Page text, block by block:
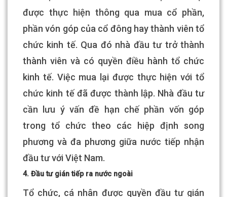
được thực hiện thông qua mua cổ phần,
phần vón góp của cổ đông hay thành viên tổ
chức kinh tế. Qua đó nhà đầu tư trở thành
thành viên và có quyền điều hành tổ chức
kinh tế. Việc mua lại được thực hiện với tổ
chức kinh tế đã được thành lập. Nhà đầu tư
cần lưu ý vấn đề hạn chế phần vốn góp
trong tổ chức theo các hiệp định song
phương và đa phương giữa nước tiếp nhận
đầu tư với Việt Nam.
4. Đầu tư gián tiếp ra nước ngoài
Tổ chức, cá nhân được quyền đầu tư gián